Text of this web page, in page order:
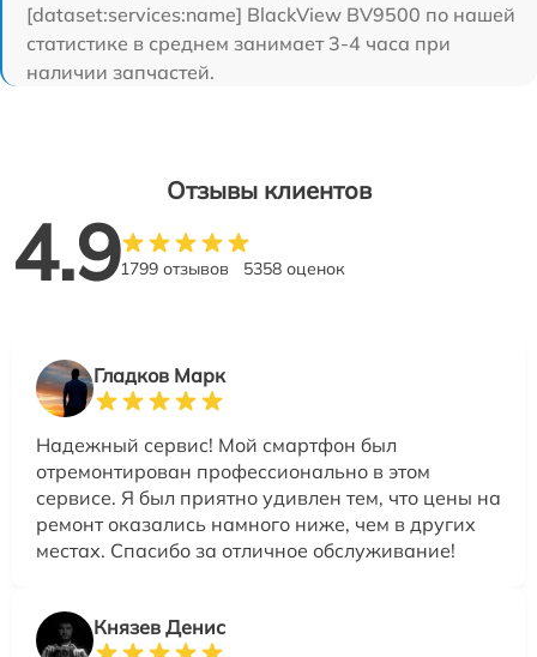
[dataset:services:name] BlackView BV9500 по нашей
статистике в среднем занимает 3-4 часа при
наличии запчастей.
Отзывы клиентов
4.91799 отзывов 5358 оценок
Гладков Марк
Надежный сервис! Мой смартфон был
отремонтирован профессионально в этом
сервисе. Я был приятно удивлен тем, что цены на
ремонт оказались намного ниже, чем в других
местах. Спасибо за отличное обслуживание!
Князев Денис